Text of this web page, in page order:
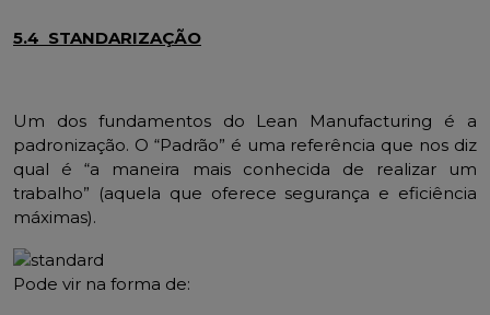
5.4 STANDARIZAÇÃO
Um dos fundamentos do Lean Manufacturing é a
padronização. O “Padrão” é uma referência que nos diz
qual é “a maneira mais conhecida de realizar um
trabalho” (aquela que oferece segurança e eficiência
máximas).
Pode vir na forma de: